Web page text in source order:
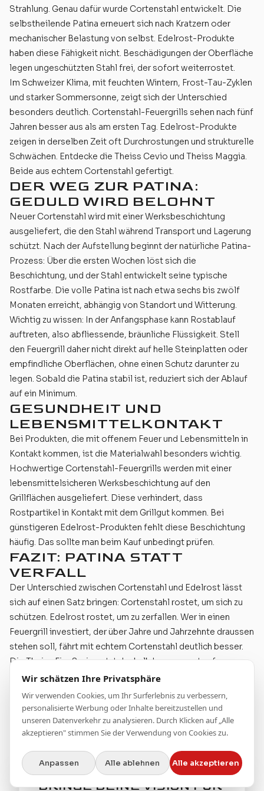
Wir schätzen Ihre Privatsphäre
Wir verwenden Cookies, um Ihr Surferlebnis zu verbessern,
personalisierte Werbung oder Inhalte bereitzustellen und
unseren Datenverkehr zu analysieren. Durch Klicken auf „Alle
akzeptieren" stimmen Sie der Verwendung von Cookies zu.
Anpassen Alle ablehnen Alle akzeptieren
Strahlung. Genau dafür wurde Cortenstahl entwickelt. Die
selbstheilende Patina erneuert sich nach Kratzern oder
mechanischer Belastung von selbst. Edelrost-Produkte
haben diese Fähigkeit nicht. Beschädigungen der Oberfläche
legen ungeschützten Stahl frei, der sofort weiterrostet.
Im Schweizer Klima, mit feuchten Wintern, Frost-Tau-Zyklen
und starker Sommersonne, zeigt sich der Unterschied
besonders deutlich. Cortenstahl-Feuergrills sehen nach fünf
Jahren besser aus als am ersten Tag. Edelrost-Produkte
zeigen in derselben Zeit oft Durchrostungen und strukturelle
Schwächen. Entdecke die Theiss Cevio und Theiss Maggia
Beide aus echtem Cortenstahl gefertigt.
DER WEG ZUR PATINA:
GEDULD WIRD BELOHNT
Neuer Cortenstahl wird mit einer Werksbeschichtung
ausgeliefert, die den Stahl während Transport und Lagerung
schützt. Nach der Aufstellung beginnt der natürliche Patina-
Prozess: Über die ersten Wochen löst sich die
Beschichtung, und der Stahl entwickelt seine typische
Rostfarbe. Die volle Patina ist nach etwa sechs bis zwölf
Monaten erreicht, abhängig von Standort und Witterung.
Wichtig zu wissen: In der Anfangsphase kann Rostablauf
auftreten, also abfliessende, bräunliche Flüssigkeit. Stell
den Feuergrill daher nicht direkt auf helle Steinplatten oder
empfindliche Oberflächen, ohne einen Schutz darunter zu
legen. Sobald die Patina stabil ist, reduziert sich der Ablauf
auf ein Minimum.
GESUNDHEIT UND
LEBENSMITTELKONTAKT
Bei Produkten, die mit offenem Feuer und Lebensmitteln in
Kontakt kommen, ist die Materialwahl besonders wichtig.
Hochwertige Cortenstahl-Feuergrills werden mit einer
lebensmittelsicheren Werksbeschichtung auf den
Grillflächen ausgeliefert. Diese verhindert, dass
Rostpartikel in Kontakt mit dem Grillgut kommen. Bei
günstigeren Edelrost-Produkten fehlt diese Beschichtung
häufig. Das sollte man beim Kauf unbedingt prüfen.
FAZIT: PATINA STATT
VERFALL
Der Unterschied zwischen Cortenstahl und Edelrost lässt
sich auf einen Satz bringen: Cortenstahl rostet, um sich zu
schützen. Edelrost rostet, um zu zerfallen. Wer in einen
Feuergrill investiert, der über Jahre und Jahrzehnte draussen
stehen soll, fährt mit echtem Cortenstahl deutlich besser.
DieTheiss Fire Seriesetzt deshalb konsequent auf
authentischen Cortenstahl mit Werksbeschichtung, für
maximale Lebensdauer und ein Erscheinungsbild, das mit
der Zeit nur schöner wird. Entdecke unsereOutdoor-Küchen
undfinden du eine Verkaufsstelle in deiner Nähe
BRINGE DEINE VISION FÜR